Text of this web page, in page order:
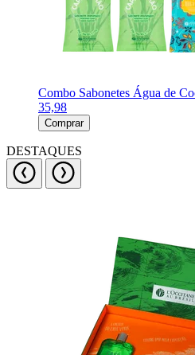
Combo Sabonetes Água de
35,98
Comprar
DESTAQUES